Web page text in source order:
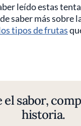
leído estas
saber más sobre
tipos de frutas
el sabor,
historia.